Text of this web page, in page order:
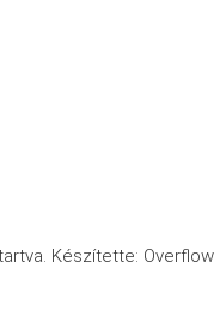
Készítette: